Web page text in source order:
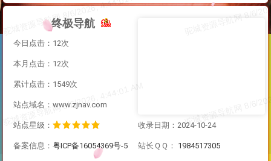
终极导航
今日点击：12次
本月点击：12次
累计点击：1549次
站点域名：www.zjnav.com
站点星级： 收录日期：2024-10-24
备案信息： 粤ICP备16054369号-5 站长ＱＱ： 1984517305